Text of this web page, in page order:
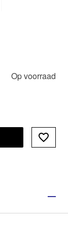
Op voorraad